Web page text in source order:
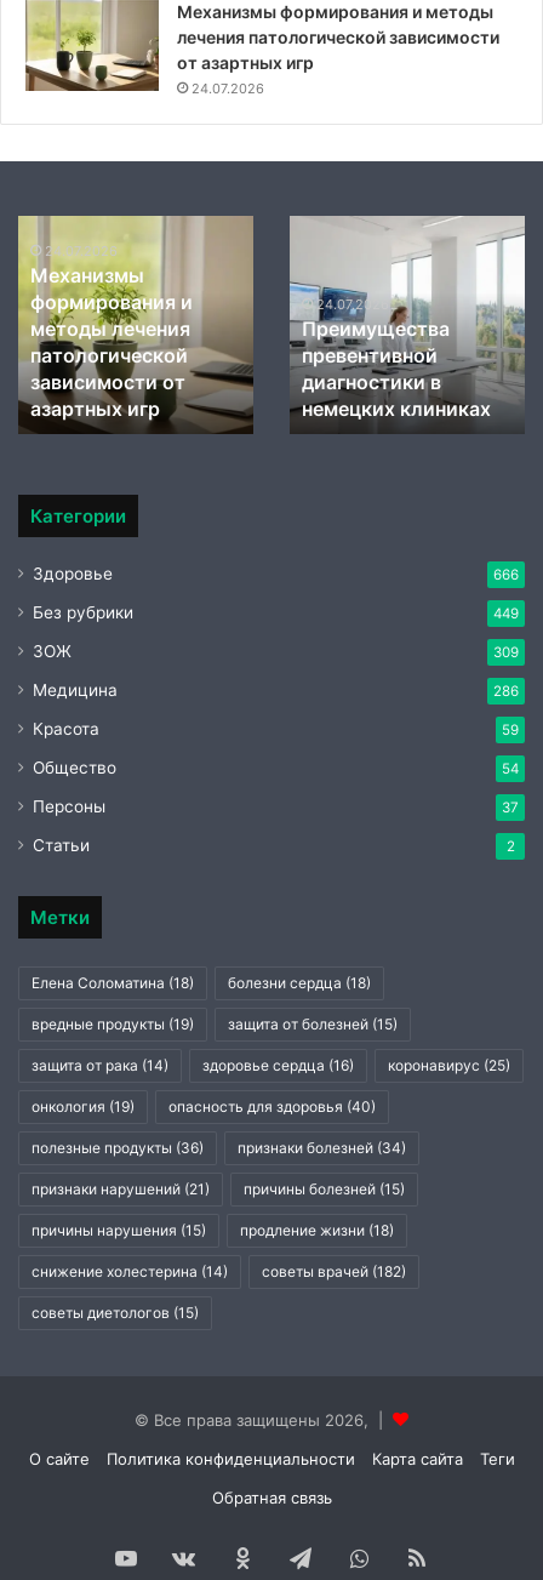
Механизмы формирования и методы
лечения патологической зависимости
от азартных игр
24.07.2026
формирования
методы
лечения
патологической
зависимости
от
азартных
24.07.2026
Механизмы
формирования и
методы лечения
патологической
зависимости от
азартных игр
Преимущества
диагностики
немецких
клиниках
24.07.2026
Преимущества
превентивной
диагностики в
немецких клиниках
Категории
Здоровье 666
Без рубрики 449
ЗОЖ 309
Медицина 286
Красота 59
Общество 54
Персоны 37
Статьи 2
Метки
Елена Соломатина (18) болезни сердца (18)
вредные продукты (19) защита от болезней (15)
защита от рака (14) здоровье сердца (16) коронавирус (25)
онкология (19) опасность для здоровья (40)
полезные продукты (36) признаки болезней (34)
признаки нарушений (21) причины болезней (15)
причины нарушения (15) продление жизни (18)
снижение холестерина (14) советы врачей (182)
советы диетологов (15)
© Все права защищены 2026, |
О сайте
Политика конфиденциальности Карта сайта
Теги
Обратная связь
YouTubevk.comОдноклассники
TelegramWhatsApp
RSS